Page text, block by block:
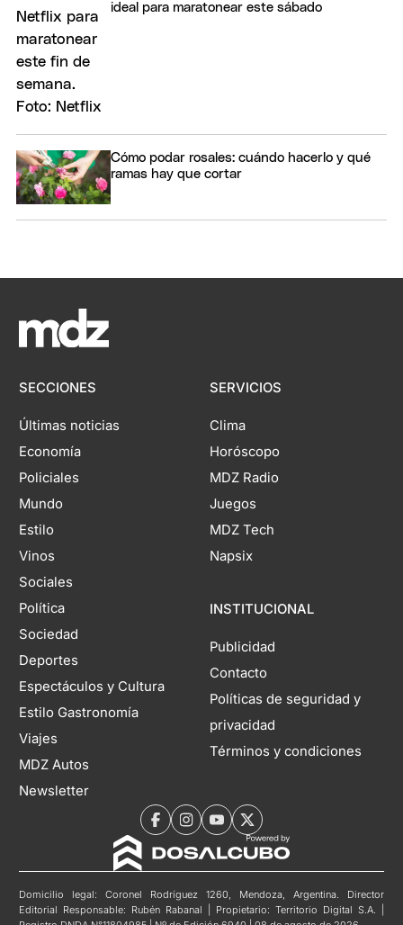
ideal para maratonear este sábado
Cómo podar rosales: cuándo hacerlo y qué
ramas hay que cortar
SECCIONES
Últimas noticias
Economía
Policiales
Mundo
Estilo
Vinos
Sociales
Política
Sociedad
Deportes
Espectáculos y Cultura
Estilo Gastronomía
Viajes
MDZ Autos
Newsletter
SERVICIOS
Clima
Horóscopo
MDZ Radio
Juegos
MDZ Tech
Napsix
INSTITUCIONAL
Publicidad
Contacto
Políticas de seguridad y
privacidad
Términos y condiciones
Domicilio legal: Coronel Rodríguez 1260, Mendoza, Argentina. Director
Editorial Responsable: Rubén Rabanal | Propietario: Territorio Digital S.A. |